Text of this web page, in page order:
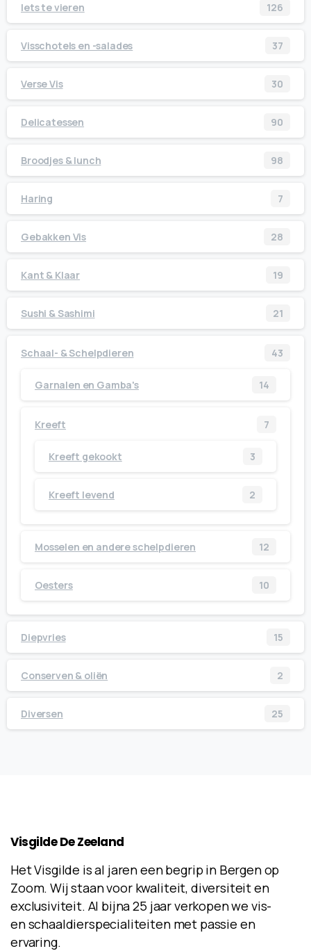
Iets te vieren 126
Visschotels en -salades 37
Verse Vis 30
Delicatessen 90
Broodjes & lunch 98
Haring 7
Gebakken Vis 28
Kant & Klaar 19
Sushi & Sashimi 21
Schaal- & Schelpdieren 43
Garnalen en Gamba's 14
Kreeft 7
Kreeft gekookt 3
Kreeft levend 2
Mosselen en andere schelpdieren 12
Oesters 10
Diepvries 15
Conserven & oliën 2
Diversen 25
Visgilde DeZeeland
Het Visgilde is al jaren een begrip in Bergen op
Zoom. Wij staan voor kwaliteit, diversiteit en
exclusiviteit. Al bijna 25 jaar verkopen we vis-
en schaaldierspecialiteiten met passie en
ervaring.